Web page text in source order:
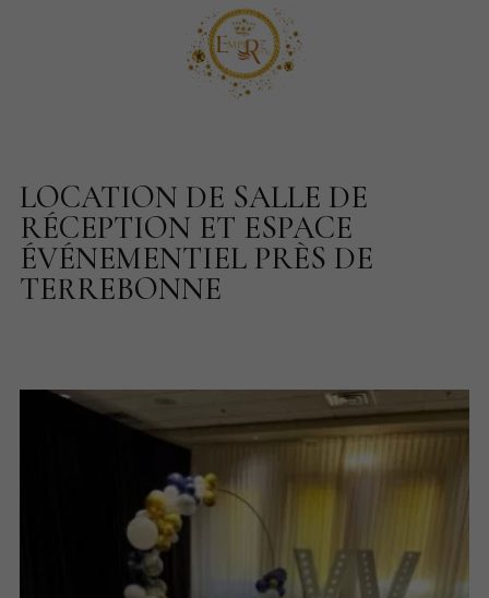
LOCATION DE SALLE DE
RÉCEPTION ET ESPACE
ÉVÉNEMENTIEL PRÈS DE
TERREBONNE